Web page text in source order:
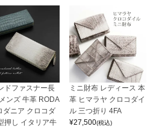
ドファスナー長
ンズ 牛革 RODA
ダニア クロコダ
押し イタリア牛
ミニ財布 レディース 本
革 ヒマラヤ クロコダイ
ル 三つ折り 4FA
¥27,500(税込)